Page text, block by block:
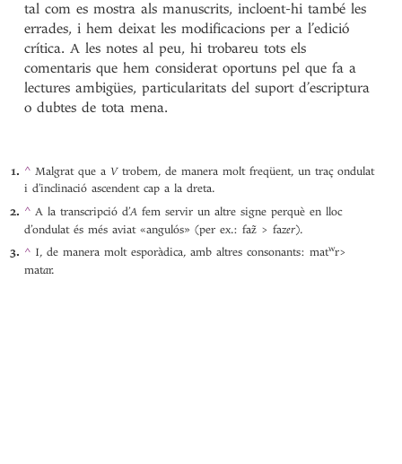
tal com es mostra als manuscrits, incloent-hi també les
errades, i hem deixat les modificacions per a l’edició
crítica. A les notes al peu, hi trobareu tots els
comentaris que hem considerat oportuns pel que fa a
lectures ambigües, particularitats del suport d’escriptura
o dubtes de tota mena.
^ Malgrat que aVtrobem, de manera molt freqüent, un traç ondulat
i d’inclinació ascendent cap a la dreta.
^ A la transcripció d’A fem servir un altre signe perquè en lloc
d’ondulat és més aviat «angulós» (per ex.: faz̃ > fazer).
^ I, de manera molt esporàdica, amb altres consonants: matwr>
matar.